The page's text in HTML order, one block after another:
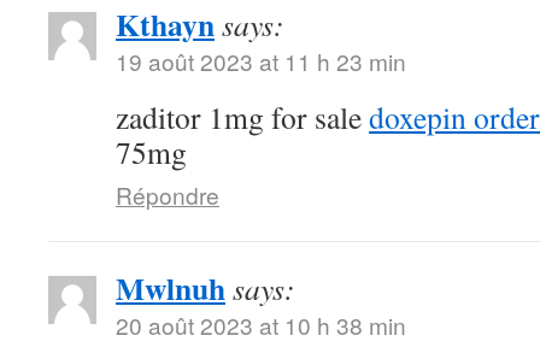
Kthaynsays:
19 août 2023 at 11 h 23 min
zaditor 1mg for saledoxepin order
75mg
Répondre
Mwlnuhsays:
20 août 2023 at 10 h 38 min